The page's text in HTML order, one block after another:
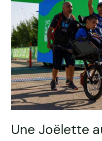
Une Joëlette
Marathon
Calgary